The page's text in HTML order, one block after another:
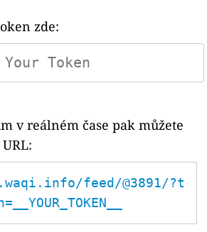
zde:
v reálném čase pak můžete
feed/@3891/?t